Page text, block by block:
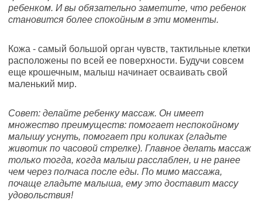
ребенком. И вы обязательно заметите, что ребенок
становится более спокойным в эти моменты.
Кожа - самый большой орган чувств, тактильные клетки
расположены по всей ее поверхности. Будучи совсем
еще крошечным, малыш начинает осваивать свой
маленький мир.
Совет: делайте ребенку массаж. Он имеет
множество преимуществ: помогает неспокойному
малышу уснуть, помогает при коликах (гладьте
животик по часовой стрелке). Главное делать массаж
только тогда, когда малыш расслаблен, и не ранее
чем через полчаса после еды. По мимо массажа,
почаще гладьте малыша, ему это доставит массу
удовольствия!